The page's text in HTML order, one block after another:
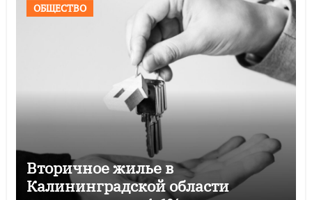
ОБЩЕСТВО
Вторичное жилье в
Калининградской области